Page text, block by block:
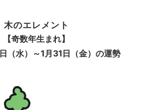
木のエレメント
【奇数年生まれ】
日（水）～1月31日（金）の運勢